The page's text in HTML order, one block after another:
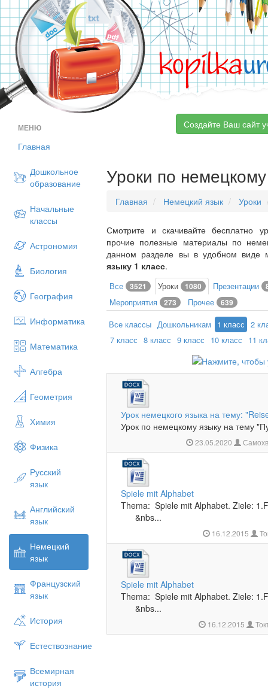
kopilka
МЕНЮ
Главная
Дошкольное
образование
Начальные
классы
Астрономия
Биология
География
Информатика
Математика
Алгебра
Геометрия
Химия
Физика
Русский
язык
Английский
язык
Немецкий
язык
Французский
язык
История
Естествознание
Всемирная
история
Создайте Ваш сайт
Уроки по
Главная Немецкий язык Уроки
Смотрите и скачивайте бесплатно
прочие полезные материалы по
данном разделе вы в удобном виде
языку 1 класс.
Все 3521 Уроки 1080 Презентации
Мероприятия 273 Прочее 639
Все классы Дошкольникам 1 класс 2
7 класс 8 класс 9 класс 10 класс 11
Урок немецкого языка на тему:
Урок по немецкому языку на тему
23.05.2020
Spiele mit Alphabet
Thema: Spiele mit Alphabet. Ziele:
&nbs...
16.12.2015
Spiele mit Alphabet
Thema: Spiele mit Alphabet. Ziele:
&nbs...
16.12.2015